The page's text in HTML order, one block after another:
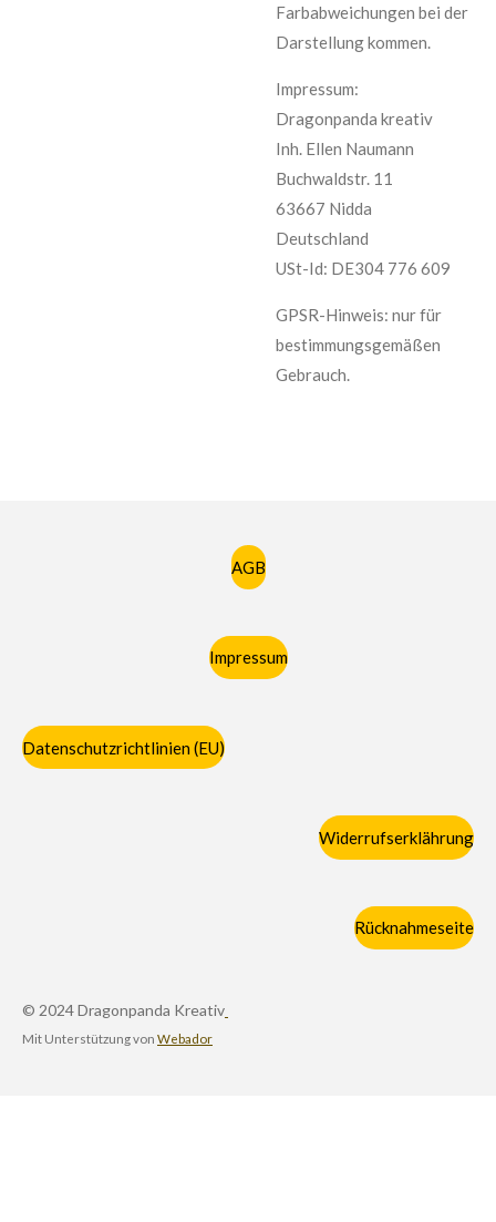
Farbabweichungen bei der
Darstellung kommen.
Impressum:
Dragonpanda kreativ
Inh. Ellen Naumann
Buchwaldstr. 11
63667 Nidda
Deutschland
USt-Id: DE304 776 609
GPSR-Hinweis: nur für
bestimmungsgemäßen
Gebrauch.
AGB
Impressum
Datenschutzrichtlinien (EU)
Widerrufserklährung
Rücknahmeseite
© 2024 Dragonpanda Kreativ
Mit Unterstützung von Webador